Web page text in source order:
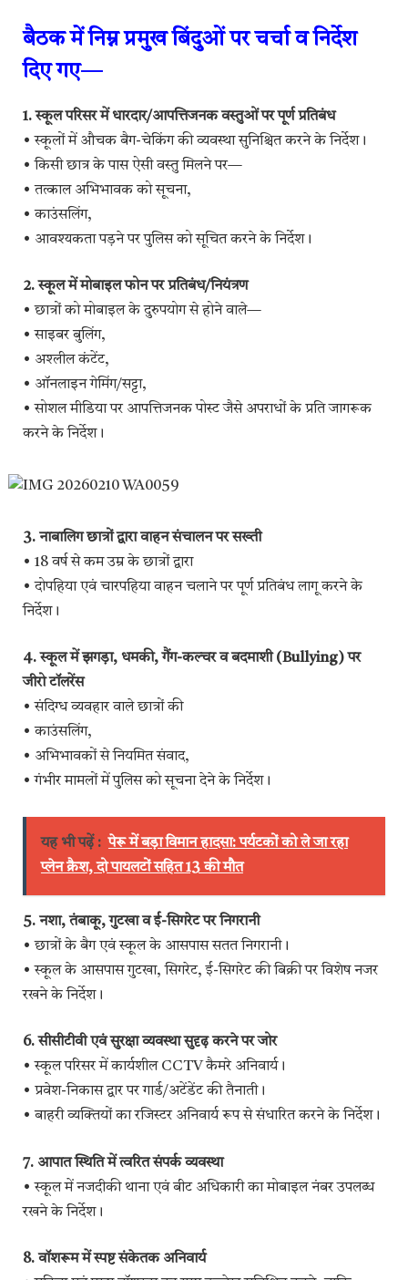
बैठक में निम्न प्रमुख बिंदुओं पर चर्चा व निर्देश
दिए गए—
1. स्कूल परिसर में धारदार/आपत्तिजनक वस्तुओं पर पूर्ण प्रतिबंध
• स्कूलों में औचक बैग-चेकिंग की व्यवस्था सुनिश्चित करने के निर्देश।
• किसी छात्र के पास ऐसी वस्तु मिलने पर—
• तत्काल अभिभावक को सूचना,
• काउंसलिंग,
• आवश्यकता पड़ने पर पुलिस को सूचित करने के निर्देश।
2. स्कूल में मोबाइल फोन पर प्रतिबंध/नियंत्रण
• छात्रों को मोबाइल के दुरुपयोग से होने वाले—
• साइबर बुलिंग,
• अश्लील कंटेंट,
• ऑनलाइन गेमिंग/सट्टा,
• सोशल मीडिया पर आपत्तिजनक पोस्ट जैसे अपराधों के प्रति जागरूक
करने के निर्देश।
3. नाबालिग छात्रों द्वारा वाहन संचालन पर सख्ती
• 18 वर्ष से कम उम्र के छात्रों द्वारा
• दोपहिया एवं चारपहिया वाहन चलाने पर पूर्ण प्रतिबंध लागू करने के
निर्देश।
4. स्कूल में झगड़ा, धमकी, गैंग-कल्चर व बदमाशी (Bullying) पर
जीरो टॉलरेंस
• संदिग्ध व्यवहार वाले छात्रों की
• काउंसलिंग,
• अभिभावकों से नियमित संवाद,
• गंभीर मामलों में पुलिस को सूचना देने के निर्देश।
यह भी पढ़ें : पेरू में बड़ा विमान हादसा: पर्यटकों को ले जा रहा
प्लेन क्रैश, दो पायलटों सहित 13 की मौत
5. नशा, तंबाकू, गुटखा व ई-सिगरेट पर निगरानी
• छात्रों के बैग एवं स्कूल के आसपास सतत निगरानी।
• स्कूल के आसपास गुटखा, सिगरेट, ई-सिगरेट की बिक्री पर विशेष नजर
रखने के निर्देश।
6. सीसीटीवी एवं सुरक्षा व्यवस्था सुदृढ़ करने पर जोर
• स्कूल परिसर में कार्यशील CCTV कैमरे अनिवार्य।
• प्रवेश-निकास द्वार पर गार्ड/अटेंडेंट की तैनाती।
• बाहरी व्यक्तियों का रजिस्टर अनिवार्य रूप से संधारित करने के निर्देश।
7. आपात स्थिति में त्वरित संपर्क व्यवस्था
• स्कूल में नजदीकी थाना एवं बीट अधिकारी का मोबाइल नंबर उपलब्ध
रखने के निर्देश।
8. वॉशरूम में स्पष्ट संकेतक अनिवार्य